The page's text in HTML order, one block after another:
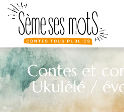
Contes et
Ukulélé /